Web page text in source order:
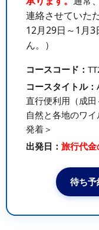
連絡させていた
12月29日～1月
ん。）
コースコード：
コースタイトル：
直行便利用（成
自然と各地のワ
発着＞
出発日： 旅行代金
待ち予